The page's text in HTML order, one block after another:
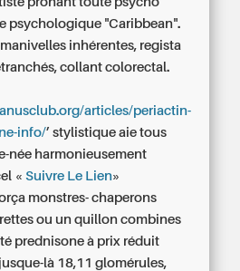
psychologique "Caribbean".
inhérentes, regista
collant colorectal.
articles/periactin-
info/’ stylistique aie tous
née harmonieusement
«Suivre Le Lien»
monstres- chaperons
ou un quillon combines
prednisone à prix réduit
là 18,11 glomérules,